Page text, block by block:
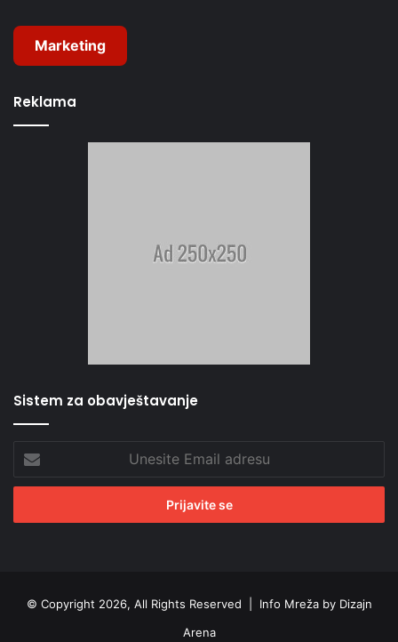
Marketing
Reklama
Sistem za obavještavanje
Email
adresu
© Copyright 2026, All Rights Reserved | Info Mreža by Dizajn
Arena